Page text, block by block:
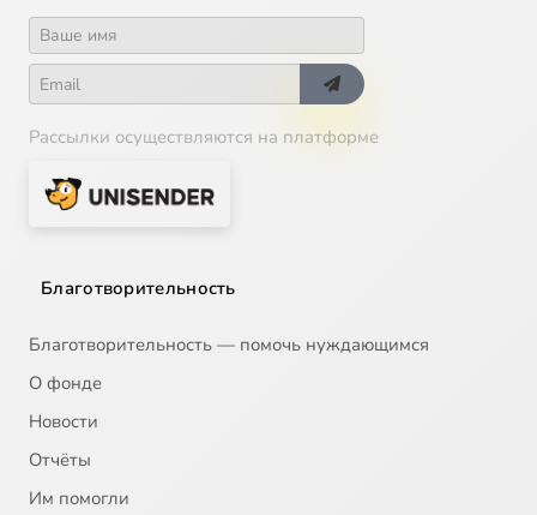
Рассылки осуществляются на платформе
Благотворительность
Благотворительность — помочь нуждающимся
О фонде
Новости
Отчёты
Им помогли